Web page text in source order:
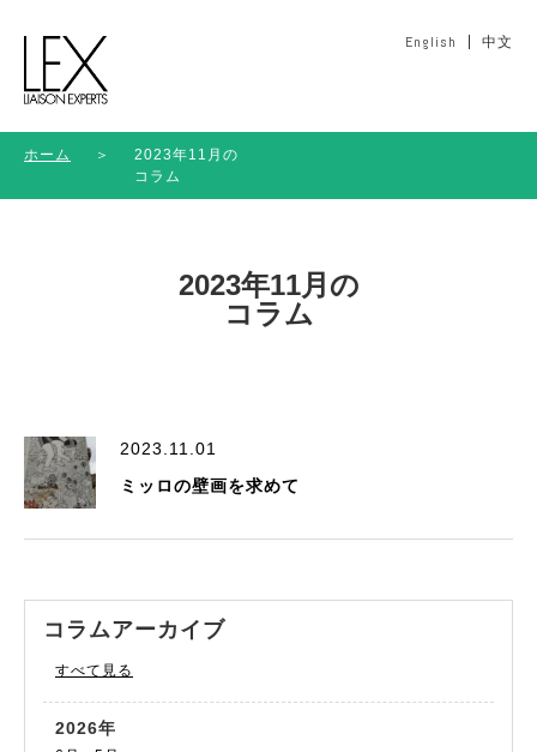
English 中文
ホーム ＞
2023年11月の
コラム
2023年11月の
コラム
2023.11.01
ミッロの壁画を求めて
コラムアーカイブ
すべて見る
2026年